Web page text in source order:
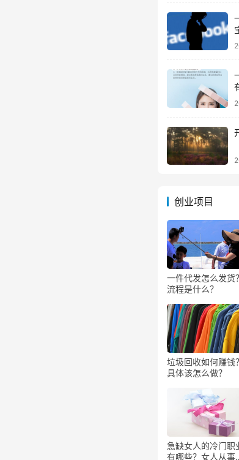
创业项目
一件代发怎么发货？
流程是什么？
垃圾回收如何赚钱？
具体该怎么做？
急缺女人的冷门职
有哪些？女人从事